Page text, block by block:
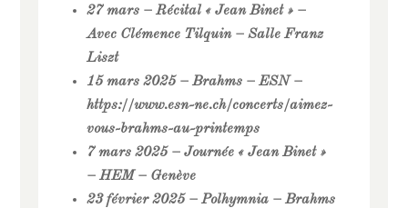
27 mars – Récital « Jean Binet » –
Avec Clémence Tilquin – Salle Franz
Liszt
15 mars 2025 – Brahms – ESN –
https://www.esn-ne.ch/concerts/aimez-
vous-brahms-au-printemps
7 mars 2025 – Journée « Jean Binet »
– HEM – Genève
23 février 2025 – Polhymnia – Brahms